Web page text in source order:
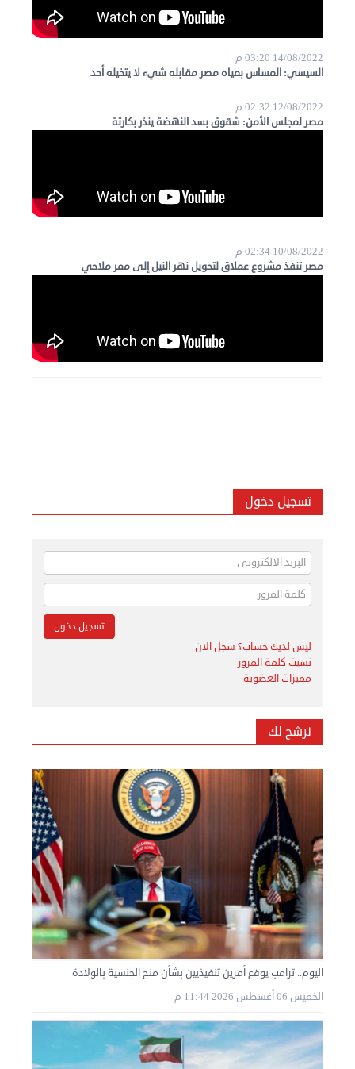
14/08/2022 03:20 م
السيسي: المساس بمياه مصر مقابله شيء لا يتخيله أحد
12/08/2022 02:32 م
مصر لمجلس الأمن: شقوق بسد النهضة ينذر بكارثة
10/08/2022 02:34 م
مصر تنفذ مشروع عملاق لتحويل نهر النيل إلى ممر ملاحي
تسجيل دخول
ليس لديك حساب؟ سجل الان
نسيت كلمة المرور
مميزات العضوية
نرشح لك
اليوم.. ترامب يوقع أمرين تنفيذيين بشأن منح الجنسية بالولادة
الخميس 06 أغسطس 2026 11:44 م